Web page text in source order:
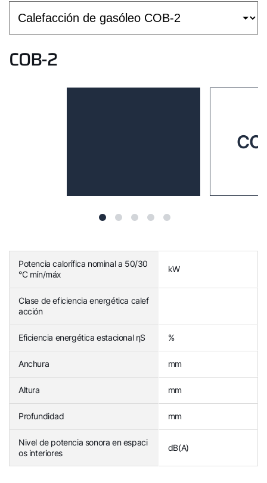
COB-2
Potencia calorífica nominal a 50/30
°C mín/máx
kW
Clase de eficiencia energética calef
acción
Eficiencia energética estacional ηS %
Anchura mm
Altura mm
Profundidad mm
Nivel de potencia sonora en espaci
os interiores
dB(A)